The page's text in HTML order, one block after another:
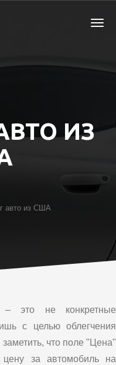
ИЗ
авто из США
это не конкретные
с целью облегчения
что поле "Цена"
цену за автомобиль на